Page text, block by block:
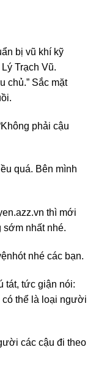
bị vũ khí kỹ
Trạch Vũ.
chủ.” Sắc mặt
phải cậu
quá. Bên mình
thì mới
nhất nhé.
nhé các bạn.
tát, tức giận nói:
thể là loại người
các cậu đi theo